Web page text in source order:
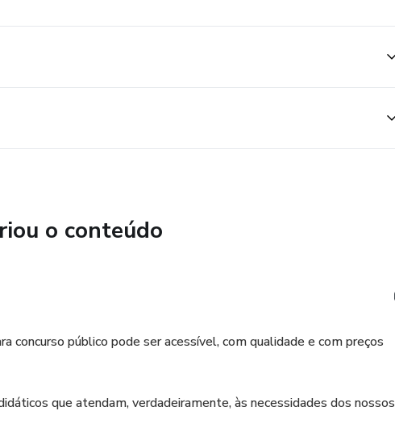
o conteúdo
concurso público pode ser acessível, com qualidade e com preços
que atendam, verdadeiramente, às necessidades dos nossos